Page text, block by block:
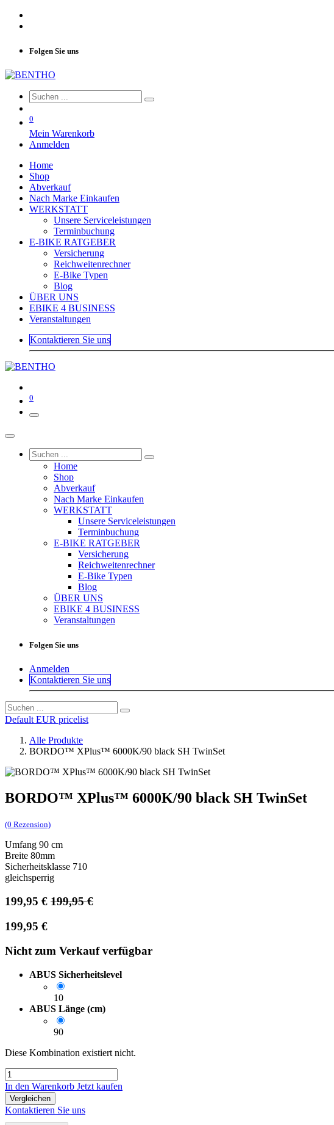
Folgen Sie uns
0
Mein Warenkorb
Anmelden
Home
Shop
Abverkauf
Nach Marke Einkaufen
WERKSTATT
Unsere Serviceleistungen
Terminbuchung
E-BIKE RATGEBER
Versicherung
Reichweitenrechner
E-Bike Typen
Blog
ÜBER UNS
EBIKE 4 BUSINESS
Veranstaltungen
Kontaktieren Sie uns
0
Home
Shop
Abverkauf
Nach Marke Einkaufen
WERKSTATT
Unsere Serviceleistungen
Terminbuchung
E-BIKE RATGEBER
Versicherung
Reichweitenrechner
E-Bike Typen
Blog
ÜBER UNS
EBIKE 4 BUSINESS
Veranstaltungen
Folgen Sie uns
Anmelden
Kontaktieren Sie uns
Default EUR pricelist
Alle Produkte
BORDO™ XPlus™ 6000K/90 black SH TwinSet
BORDO™ XPlus™ 6000K/90 black SH TwinSet
(0 Rezension)
Umfang 90 cm
Breite 80mm
Sicherheitsklasse 710
gleichsperrig
199,95 € 199,95€
199,95 €
Nicht zum Verkauf verfügbar
ABUS Sicherheitslevel
10
ABUS Länge (cm)
90
Diese Kombination existiert nicht.
In den Warenkorb Jetzt kaufen
Vergleichen
Kontaktieren Sie uns